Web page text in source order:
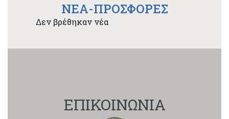
NEA-ΠΡΟΣΦΟΡΕΣ
Δεν βρέθηκαν νέα
ΕΠΙΚΟΙΝΩΝΙΑ